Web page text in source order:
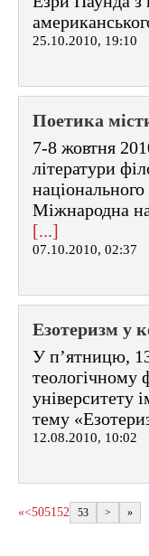
25.10.2010, 19:10
Поетика
7-8 жовтня
літератури
Міжнародна
[...]
07.10.2010, 02:37
Езотеризм у
У п’ятницю,
теологічному
університету
тему
12.08.2010, 10:02
«<505152 53 > »